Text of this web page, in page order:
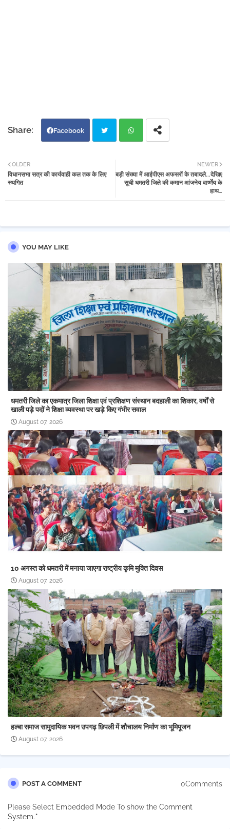
Facebook
tter atsa
NEWER
बड़ी संख्या में आईपीएस अफसरों के तबादले...देखिए
सूची धमतरी जिले की कमान आंजनेय वार्ष्णेय के
हाथ…
OLDER
विधानसभा सत्र की कार्यवाही कल तक के लिए
स्थगित
YOU MAY LIKE
धमतरी जिले का एकमात्र जिला शिक्षा एवं प्रशिक्षण संस्थान बदहाली का शिकार, वर्षों से
खाली पड़े पदों ने शिक्षा व्यवस्था पर खड़े किए गंभीर सवाल
August 07, 2026
10 अगस्त को धमतरी में मनाया जाएगा राष्ट्रीय कृमि मुक्ति दिवस
August 07, 2026
हल्बा समाज सामुदायिक भवन उपगढ़ छिपली में शौचालय निर्माण का भूमिपूजन
August 07, 2026
POST A COMMENT 0Comments
Please Select Embedded Mode To show the Comment
System.*